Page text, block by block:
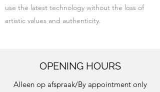
use the latest technology without the loss of
artistic values and authenticity.
OPENING HOURS
Alleen op afspraak/By appointment only